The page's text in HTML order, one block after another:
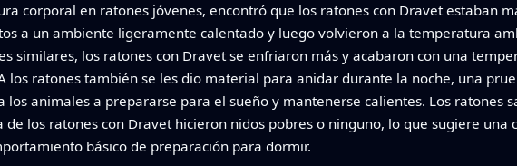
corporal en ratones jóvenes, encontró que los ratones con Dravet estaban
a un ambiente ligeramente calentado y luego volvieron a la temperatura
similares, los ratones con Dravet se enfriaron más y acabaron con una
los ratones también se les dio material para anidar durante la noche, una
animales a prepararse para el sueño y mantenerse calientes. Los ratones
los ratones con Dravet hicieron nidos pobres o ninguno, lo que sugiere una
básico de preparación para dormir.